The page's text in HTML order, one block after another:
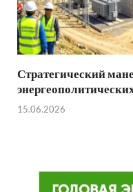
Стратегический
15.06.2026